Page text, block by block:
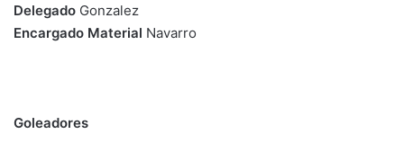
Delegado Gonzalez
Encargado Material Navarro
Goleadores